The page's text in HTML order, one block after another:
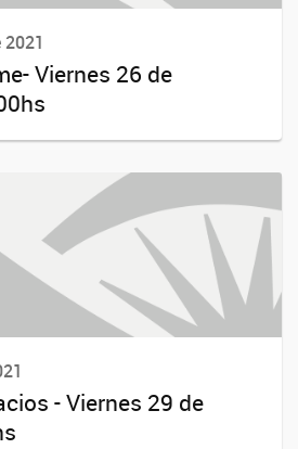
Viernes 26 de
- Viernes 29 de